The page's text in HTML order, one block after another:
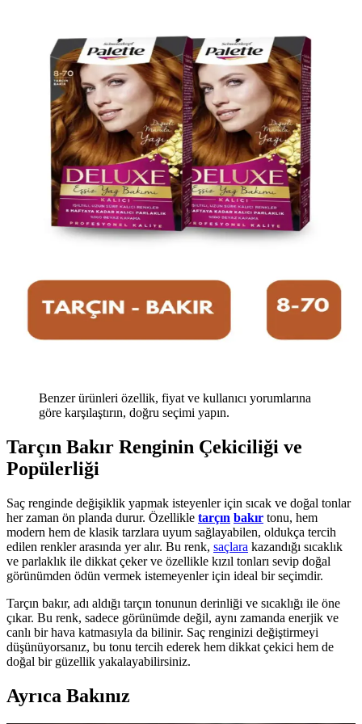
Benzer ürünleri özellik, fiyat ve kullanıcı yorumlarına
göre karşılaştırın, doğru seçimi yapın.
Tarçın Bakır Renginin Çekiciliği ve
Popülerliği
Saç renginde değişiklik yapmak isteyenler için sıcak ve doğal tonlar
her zaman ön planda durur. Özellikle tarçın bakır tonu, hem
modern hem de klasik tarzlara uyum sağlayabilen, oldukça tercih
edilen renkler arasında yer alır. Bu renk, saçlara kazandığı sıcaklık
ve parlaklık ile dikkat çeker ve özellikle kızıl tonları sevip doğal
görünümden ödün vermek istemeyenler için ideal bir seçimdir.
Tarçın bakır, adı aldığı tarçın tonunun derinliği ve sıcaklığı ile öne
çıkar. Bu renk, sadece görünümde değil, aynı zamanda enerjik ve
canlı bir hava katmasıyla da bilinir. Saç renginizi değiştirmeyi
düşünüyorsanız, bu tonu tercih ederek hem dikkat çekici hem de
doğal bir güzellik yakalayabilirsiniz.
Ayrıca Bakınız